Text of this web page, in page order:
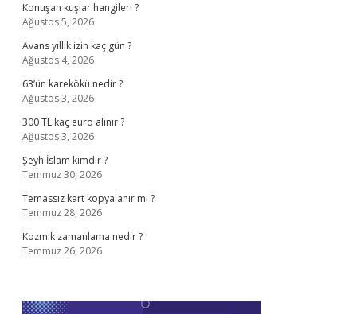
Konuşan kuşlar hangileri ?
Ağustos 5, 2026
Avans yıllık izin kaç gün ?
Ağustos 4, 2026
63’ün karekökü nedir ?
Ağustos 3, 2026
300 TL kaç euro alınır ?
Ağustos 3, 2026
Şeyh İslam kimdir ?
Temmuz 30, 2026
Temassız kart kopyalanır mı ?
Temmuz 28, 2026
Kozmik zamanlama nedir ?
Temmuz 26, 2026